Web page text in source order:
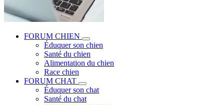
FORUM CHIEN
Éduquer son chien
Santé du chien
Alimentation du chien
Race chien
FORUM CHAT
Éduquer son chat
Santé du chat